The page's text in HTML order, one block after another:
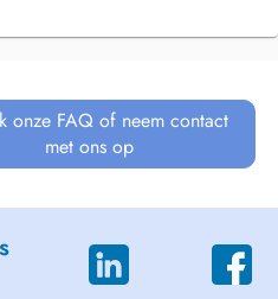
onze FAQ of neem contact
met ons op